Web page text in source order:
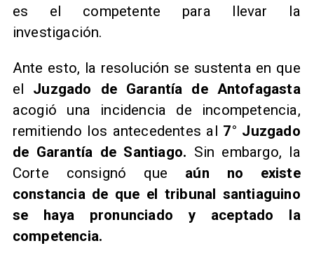
es el competente para llevar la
investigación.
Ante esto, la resolución se sustenta en que
el Juzgado de Garantía de Antofagasta
acogió una incidencia de incompetencia,
remitiendo los antecedentes al 7° Juzgado
de Garantía de Santiago. Sin embargo, la
Corte consignó que aún no existe
constancia de que el tribunal santiaguino
se haya pronunciado y aceptado la
competencia.